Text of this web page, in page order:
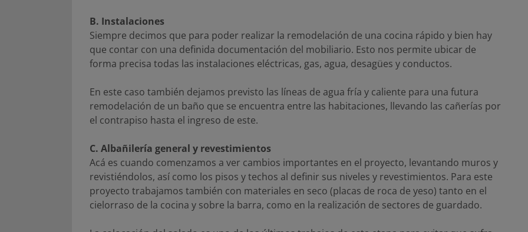
B. Instalaciones
Siempre decimos que para poder realizar la remodelación de una cocina rápido y bien hay
que contar con una definida documentación del mobiliario. Esto nos permite ubicar de
forma precisa todas las instalaciones eléctricas, gas, agua, desagües y conductos.
En este caso también dejamos previsto las líneas de agua fría y caliente para una futura
remodelación de un baño que se encuentra entre las habitaciones, llevando las cañerías por
el contrapiso hasta el ingreso de este.
C. Albañilería general y revestimientos
Acá es cuando comenzamos a ver cambios importantes en el proyecto, levantando muros y
revistiéndolos, así como los pisos y techos al definir sus niveles y revestimientos. Para este
proyecto trabajamos también con materiales en seco (placas de roca de yeso) tanto en el
cielorraso de la cocina y sobre la barra, como en la realización de sectores de guardado.